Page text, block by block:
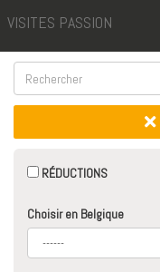
VISITES PASSION
RÉDUCTIONS
Choisir en Belgique